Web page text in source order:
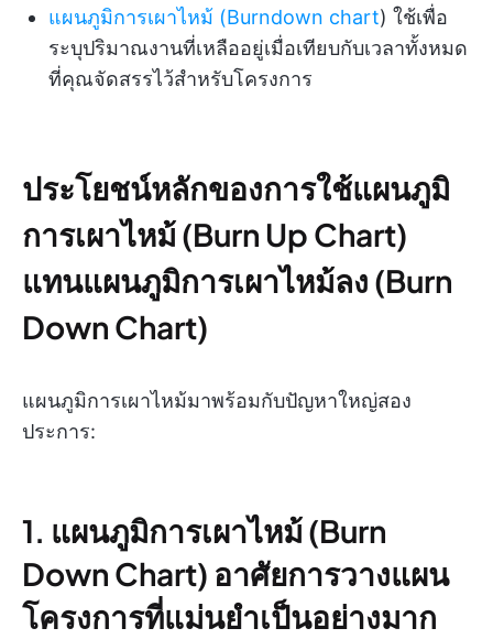
แผนภูมิการเผาไหม้ (Burndown chart) ใช้เพื่อ
ระบุปริมาณงานที่เหลืออยู่เมื่อเทียบกับเวลาทั้งหมด
ที่คุณจัดสรรไว้สำหรับโครงการ
ประโยชน์หลักของการใช้แผนภูมิ
การเผาไหม้ (Burn Up Chart)
แทนแผนภูมิการเผาไหม้ลง (Burn
Down Chart)
แผนภูมิการเผาไหม้มาพร้อมกับปัญหาใหญ่สอง
ประการ:
1. แผนภูมิการเผาไหม้ (Burn
Down Chart) อาศัยการวางแผน
โครงการที่แม่นยำเป็นอย่างมาก